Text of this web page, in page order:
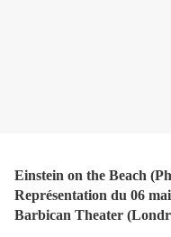
Einstein on the Beach
Représentation du 06
Barbican Theater